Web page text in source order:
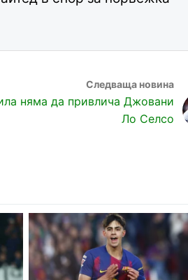
няма да привлича Джовани
Ло Селсо